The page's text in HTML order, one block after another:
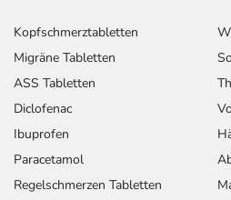
Kopfschmerztabletten
Migräne Tabletten
ASS Tabletten
Diclofenac
Ibuprofen
Paracetamol
Regelschmerzen Tabletten